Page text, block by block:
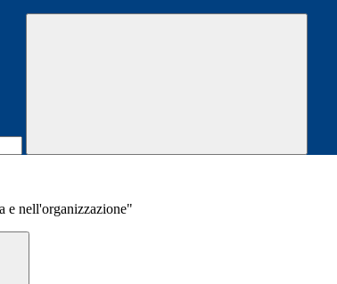
e nell'organizzazione"